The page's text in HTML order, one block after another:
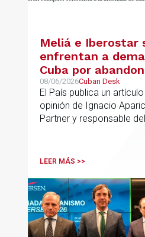
Meliá e Iberostar
enfrentan a
Cuba por
gestión de los
08/06/2026Cuban Desk
El País publica un
opinión de Ignacio
Partner y responsable
LEER MÁS >>